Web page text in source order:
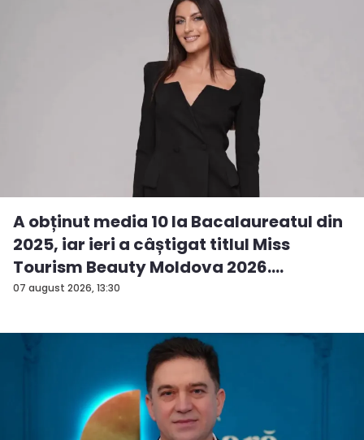
07 august 2026, 13:30
A obținut media 10 la Bacalaureatul din
2025, iar ieri a câștigat titlul Miss
Tourism Beauty Moldova 2026.
Andreea...